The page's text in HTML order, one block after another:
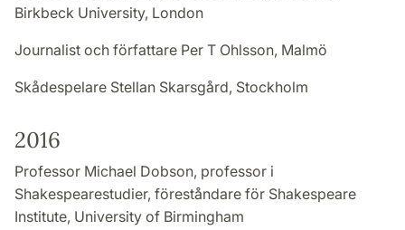
Birkbeck University, London
Journalist och författare Per T Ohlsson, Malmö
Skådespelare Stellan Skarsgård, Stockholm
2016
Professor Michael Dobson, professor i
Shakespearestudier, föreståndare för Shakespeare
Institute, University of Birmingham